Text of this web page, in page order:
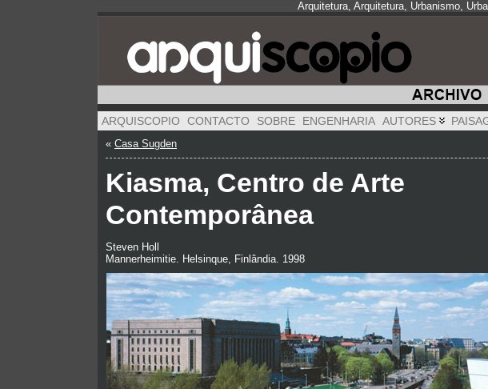
Arquitetura, Arquitetura, Urbanismo,
ARQUISCOPIO CONTACTO SOBRE ENGENHARIA AUTORES
« Casa Sugden
Kiasma, Centro de Arte
Contemporânea
Steven Holl
Mannerheimitie. Helsinque, Finlândia. 1998